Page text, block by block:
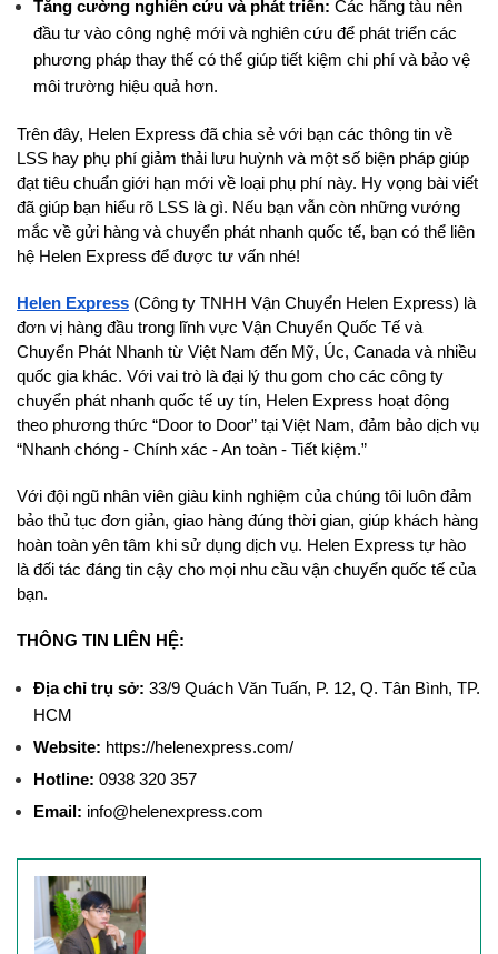
Tăng cường nghiên cứu và phát triển: Các hãng tàu nên
đầu tư vào công nghệ mới và nghiên cứu để phát triển các
phương pháp thay thế có thể giúp tiết kiệm chi phí và bảo vệ
môi trường hiệu quả hơn.
Trên đây, Helen Express đã chia sẻ với bạn các thông tin về
LSS hay phụ phí giảm thải lưu huỳnh và một số biện pháp giúp
đạt tiêu chuẩn giới hạn mới về loại phụ phí này. Hy vọng bài viết
đã giúp bạn hiểu rõ LSS là gì. Nếu bạn vẫn còn những vướng
mắc về gửi hàng và chuyển phát nhanh quốc tế, bạn có thể liên
hệ Helen Express để được tư vấn nhé!
Helen Express (Công ty TNHH Vận Chuyển Helen Express) là
đơn vị hàng đầu trong lĩnh vực Vận Chuyển Quốc Tế và
Chuyển Phát Nhanh từ Việt Nam đến Mỹ, Úc, Canada và nhiều
quốc gia khác. Với vai trò là đại lý thu gom cho các công ty
chuyển phát nhanh quốc tế uy tín, Helen Express hoạt động
theo phương thức “Door to Door” tại Việt Nam, đảm bảo dịch vụ
“Nhanh chóng - Chính xác - An toàn - Tiết kiệm.”
Với đội ngũ nhân viên giàu kinh nghiệm của chúng tôi luôn đảm
bảo thủ tục đơn giản, giao hàng đúng thời gian, giúp khách hàng
hoàn toàn yên tâm khi sử dụng dịch vụ. Helen Express tự hào
là đối tác đáng tin cậy cho mọi nhu cầu vận chuyển quốc tế của
bạn.
THÔNG TIN LIÊN HỆ:
Địa chỉ trụ sở: 33/9 Quách Văn Tuấn, P. 12, Q. Tân Bình, TP.
HCM
Website: https://helenexpress.com/
Hotline: 0938 320 357
Email: info@helenexpress.com